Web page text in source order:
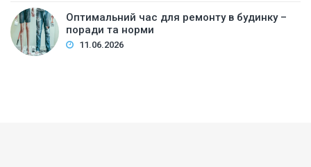
Оптимальний час для ремонту в будинку –
поради та норми
11.06.2026